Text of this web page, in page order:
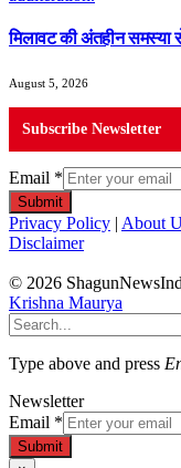
मिलावट की अंतहीन
August 5, 2026
Subscribe Newsletter
Email *
Submit
Privacy Policy | About
Disclaimer
© 2026
Krishna Maurya
Type above and press
Newsletter
Email *
Submit